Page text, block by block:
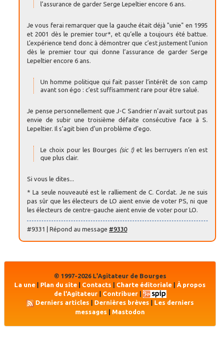
l’assurance de garder Serge Lepeltier encore 6 ans.
Je vous ferai remarquer que la gauche était déjà "unie" en 1995
et 2001 dès le premier tour*, et qu’elle a toujours été battue.
L’expérience tend donc à démontrer que c’est justement l’union
dès le premier tour qui donne l’assurance de garder Serge
Lepeltier encore 6 ans.
Un homme politique qui fait passer l’intérêt de son camp
avant son égo : c’est suffisamment rare pour être salué.
Je pense personnellement que J-C Sandrier n’avait surtout pas
envie de subir une troisième défaite consécutive face à S.
Lepeltier. Il s’agit bien d’un problème d’ego.
Le choix pour les Bourges (sic !)et les berruyers n’en est
que plus clair.
Si vous le dites...
* La seule nouveauté est le ralliement de C. Cordat. Je ne suis
pas sûr que les électeurs de LO aient envie de voter PS, ni que
les électeurs de centre-gauche aient envie de voter pour LO.
#9331 | Répond au message #9330
© 1997-2026 L'Agitateur de Bourges
La une | Plan du site | Contacts | Charte éditoriale | À propos
de l'Agitateur| Contribuer|
Derniers articles
Dernières brèves
Les derniers
messages | Mastodon